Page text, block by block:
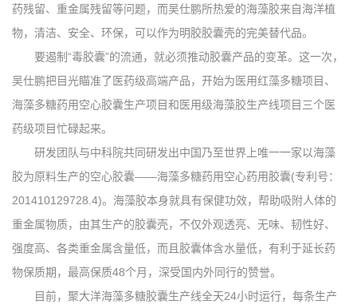
药残留、重金属残留等问题，而吴仕鹏所热爱的海藻胶来自海洋植
物，清洁、安全、环保，可以作为明胶胶囊壳的完美替代品。
要遏制“毒胶囊”的流通，就必须推动胶囊产品的变革。这一次，
吴仕鹏把目光瞄准了医药级高端产品，开始为医用红藻多糖项目、
海藻多糖药用空心胶囊生产项目和医用级海藻胶生产线项目三个医
药级项目忙碌起来。
研发团队与中科院共同研发出中国乃至世界上唯一一家以海藻
胶为原料生产的空心胶囊——海藻多糖药用空心药用胶囊(专利号：
201410129728.4)。海藻胶本身就具有保健功效，帮助吸附人体的
重金属物质，由其生产的胶囊壳，不仅外观透亮、无味、韧性好、
强度高、各类重金属含量低，而且胶囊体含水量低，有利于延长药
物保质期，最高保质48个月，深受国内外同行的赞誉。
目前，聚大洋海藻多糖胶囊生产线全天24小时运行，每条生产